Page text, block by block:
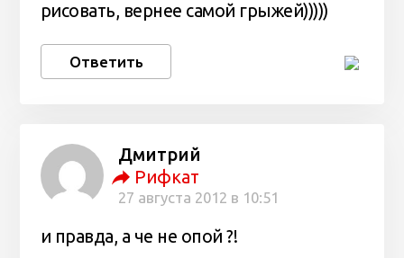
рисовать, вернее самой грыжей)))))
Ответить
Дмитрий
Рифкат
27 августа 2012 в 10:51
и правда, а че не опой ?!